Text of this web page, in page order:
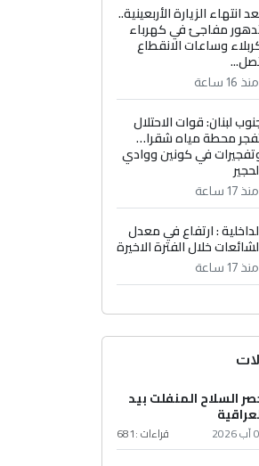
انتهاء الزيارة الأربعينية..
مفاجئ في كهرباء
وساعات الانقطاع
منذ 16 ساعة
لبنان: قوات الاحتلال
محطة مياه شقرا…
في كونين ووادي
منذ 17 ساعة
: ارتفاع في معدل
خلال الفترة الاخيرة
منذ 17 ساعة
السلاح المنفلت بيد
قراءات :681